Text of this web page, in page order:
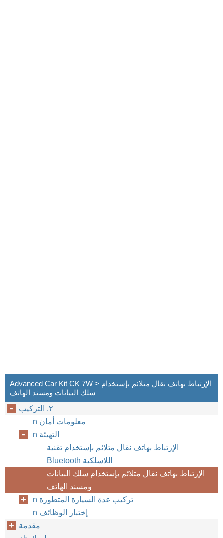
Advanced Car Kit CK 7W > الإرتباط بهاتف نقال متلائم بإستخدام
سلك البيانات ومسند الهاتف
٢. التركيب
n معلومات أمان
n التهيئة
الإرتباط بهاتف نقال متلائم بإستخدام تقنية
Bluetooth اللاسلكية
الإرتباط بهاتف نقال متلائم بإستخدام سلك البيانات
ومسند الهاتف
n إختبار الوظائف
مقدمة